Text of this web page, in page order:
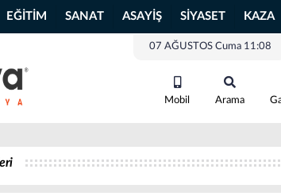
EĞİTİM SANAT ASAYİŞ SİYASET KAZA
07 AĞUSTOS Cuma 11:08
Mobil Arama